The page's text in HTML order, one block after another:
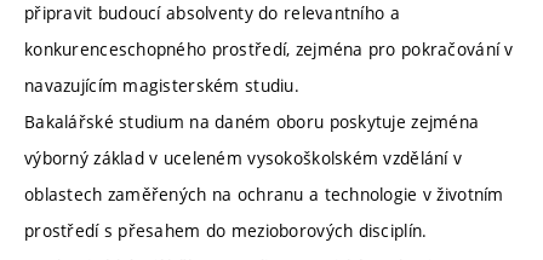
připravit budoucí absolventy do relevantního a
konkurenceschopného prostředí, zejména pro pokračování v
navazujícím magisterském studiu.
Bakalářské studium na daném oboru poskytuje zejména
výborný základ v uceleném vysokoškolském vzdělání v
oblastech zaměřených na ochranu a technologie v životním
prostředí s přesahem do mezioborových disciplín.